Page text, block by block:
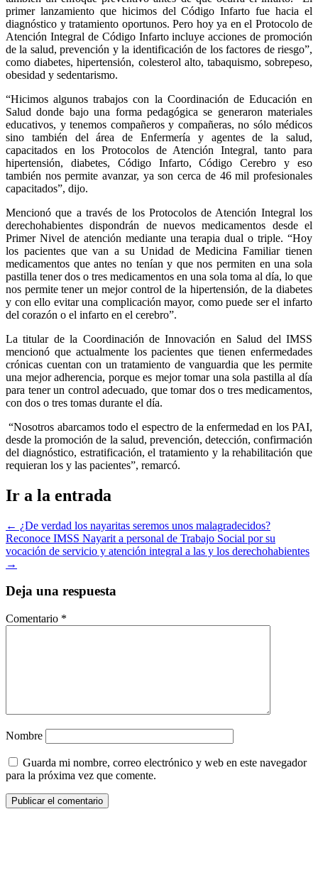
primer lanzamiento que hicimos del Código Infarto fue hacia el
diagnóstico y tratamiento oportunos. Pero hoy ya en el Protocolo de
Atención Integral de Código Infarto incluye acciones de promoción
de la salud, prevención y la identificación de los factores de riesgo”,
como diabetes, hipertensión, colesterol alto, tabaquismo, sobrepeso,
obesidad y sedentarismo.
“Hicimos algunos trabajos con la Coordinación de Educación en
Salud donde bajo una forma pedagógica se generaron materiales
educativos, y tenemos compañeros y compañeras, no sólo médicos
sino también del área de Enfermería y agentes de la salud,
capacitados en los Protocolos de Atención Integral, tanto para
hipertensión, diabetes, Código Infarto, Código Cerebro y eso
también nos permite avanzar, ya son cerca de 46 mil profesionales
capacitados”, dijo.
Mencionó que a través de los Protocolos de Atención Integral los
derechohabientes dispondrán de nuevos medicamentos desde el
Primer Nivel de atención mediante una terapia dual o triple. “Hoy
los pacientes que van a su Unidad de Medicina Familiar tienen
medicamentos que antes no tenían y que nos permiten en una sola
pastilla tener dos o tres medicamentos en una sola toma al día, lo que
nos permite tener un mejor control de la hipertensión, de la diabetes
y con ello evitar una complicación mayor, como puede ser el infarto
del corazón o el infarto en el cerebro”.
La titular de la Coordinación de Innovación en Salud del IMSS
mencionó que actualmente los pacientes que tienen enfermedades
crónicas cuentan con un tratamiento de vanguardia que les permite
una mejor adherencia, porque es mejor tomar una sola pastilla al día
para tener un control adecuado, que tomar dos o tres medicamentos,
con dos o tres tomas durante el día.
“Nosotros abarcamos todo el espectro de la enfermedad en los PAI,
desde la promoción de la salud, prevención, detección, confirmación
del diagnóstico, estratificación, el tratamiento y la rehabilitación que
requieran los y las pacientes”, remarcó.
Ir a la entrada
← ¿De verdad los nayaritas seremos unos malagradecidos?
Reconoce IMSS Nayarit a personal de Trabajo Social por su
vocación de servicio y atención integral a las y los derechohabientes
→
Deja una respuesta
Comentario *
Nombre
Guarda mi nombre, correo electrónico y web en este navegador
para la próxima vez que comente.